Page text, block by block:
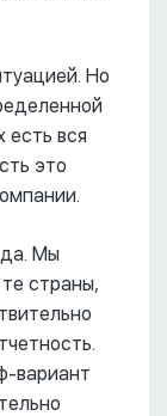
Но
есть вся
это
да. Мы
страны,
вариант